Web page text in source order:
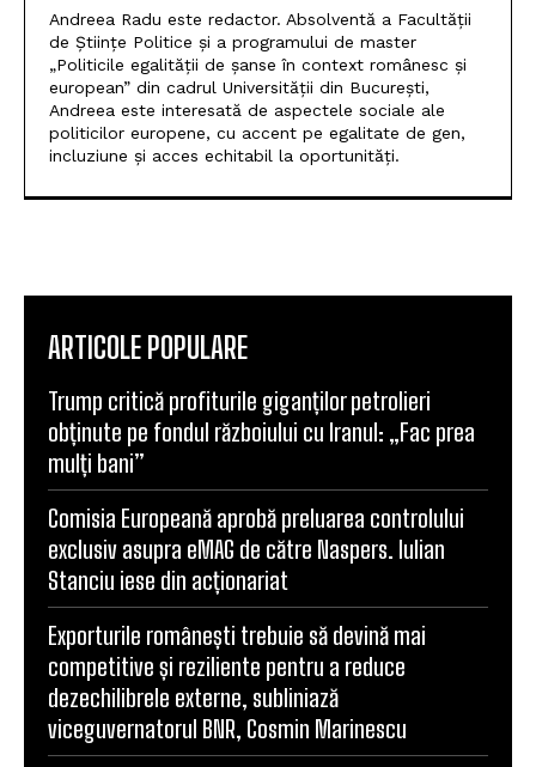
Andreea Radu este redactor. Absolventă a Facultății
de Științe Politice și a programului de master
„Politicile egalității de șanse în context românesc și
european” din cadrul Universității din București,
Andreea este interesată de aspectele sociale ale
politicilor europene, cu accent pe egalitate de gen,
incluziune și acces echitabil la oportunități.
ARTICOLE POPULARE
Trump critică profiturile giganților petrolieri
obținute pe fondul războiului cu Iranul: „Fac prea
mulți bani”
Comisia Europeană aprobă preluarea controlului
exclusiv asupra eMAG de către Naspers. Iulian
Stanciu iese din acționariat
Exporturile românești trebuie să devină mai
competitive și reziliente pentru a reduce
dezechilibrele externe, subliniază
viceguvernatorul BNR, Cosmin Marinescu